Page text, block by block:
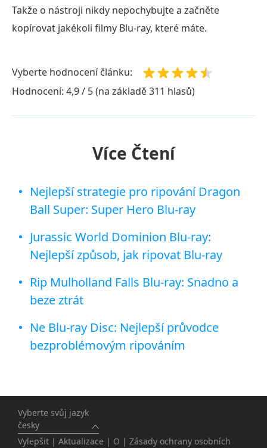
Takže o nástroji nikdy nepochybujte a začněte
kopírovat jakékoli filmy Blu-ray, které máte.
Vyberte hodnocení článku:
Hodnocení: 4,9 / 5 (na základě 311 hlasů)
Více Čtení
Nejlepší strategie pro ripování Dragon
Ball Super: Super Hero Blu-ray
Jurassic World Dominion Blu-ray:
Nejlepší způsob, jak ripovat Blu-ray
Rip Mulholland Falls Blu-ray: Snadno a
beze ztrát
Ne Blu-ray Disc: Nejlepší průvodce
bezproblémovým ripováním
Vylepšit | Aktualizace | O | Zásady ochrany osobních
Vyberte svůj jazyk
česky